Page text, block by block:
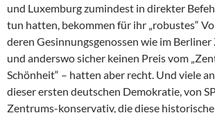
und Luxemburg zumindest in direkter
tun hatten, bekommen für ihr „robustes“
deren Gesinnungsgenossen wie im
und anderswo sicher keinen Preis vom
Schönheit“ – hatten aber recht. Und viele
dieser ersten deutschen Demokratie, von
Zentrums-konservativ, die diese